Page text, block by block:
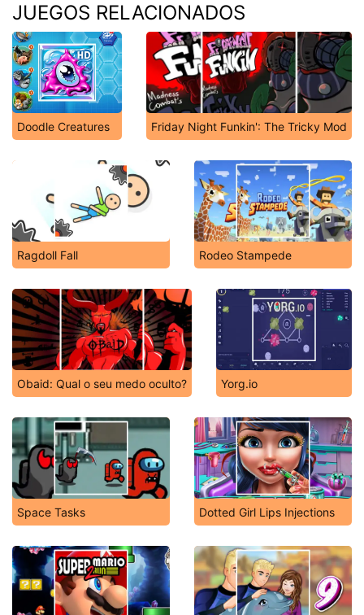
JUEGOS RELACIONADOS
Doodle Creatures Friday Night Funkin': The Tricky Mod
Ragdoll Fall Rodeo Stampede
Obaid: Qual o seu medo oculto? Yorg.io
Space Tasks Dotted Girl Lips Injections